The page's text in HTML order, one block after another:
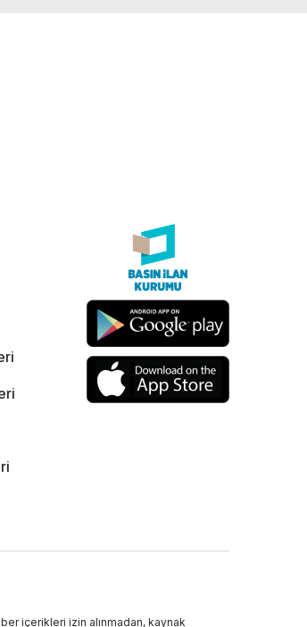
içerikleri izin alınmadan, kaynak